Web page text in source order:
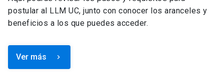
postular al LLM UC, junto con conocer los aranceles y
beneficios a los que puedes acceder.
Ver más keyboard_arrow_right